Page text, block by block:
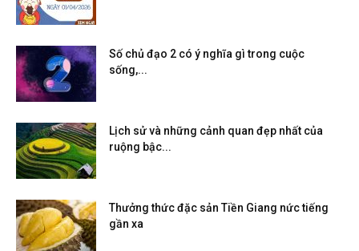
Số chủ đạo 2 có ý nghĩa gì trong cuộc
sống,...
Lịch sử và những cảnh quan đẹp nhất của
ruộng bậc...
Thưởng thức đặc sản Tiền Giang nức tiếng
gần xa